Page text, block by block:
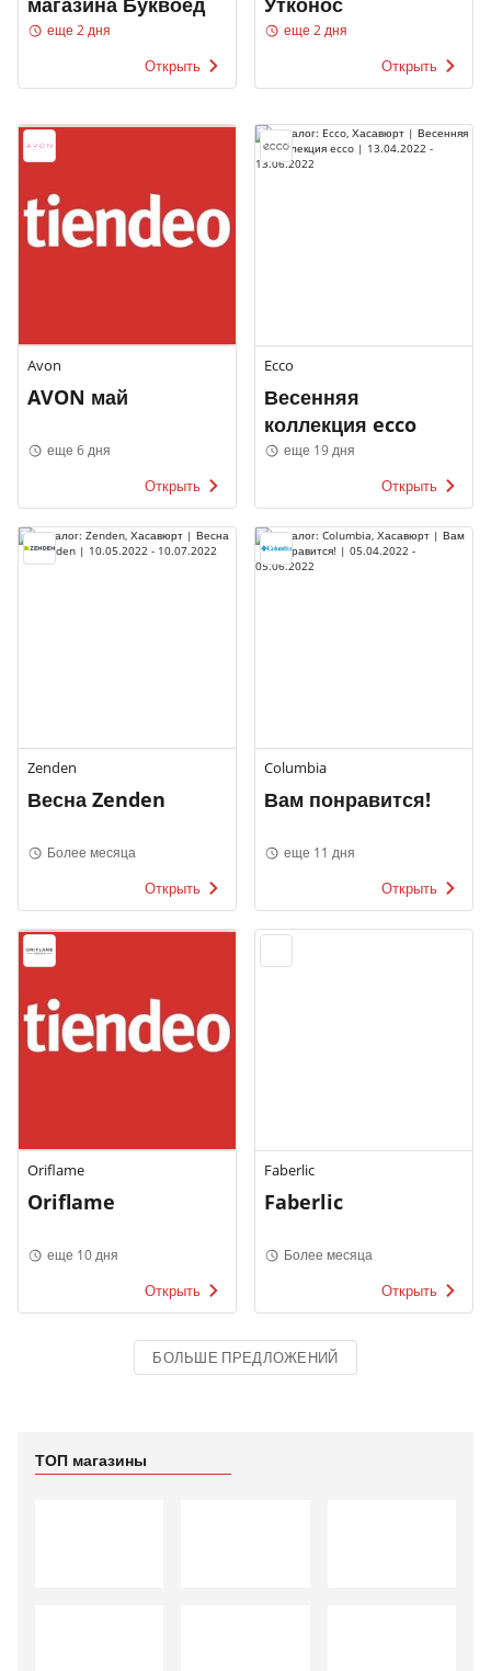
еще 2 дня
Открыть
еще 2 дня
Открыть
Avon
AVON май
еще 6 дня
Открыть
Ecco
Весенняя
коллекция ecco
еще 19 дня
Открыть
Zenden
Весна Zenden
Более месяца
Открыть
Columbia
Вам понравится!
еще 11 дня
Открыть
Oriflame
Oriflame
еще 10 дня
Открыть
Faberlic
Faberlic
Более месяца
Открыть
БОЛЬШЕ ПРЕДЛОЖЕНИЙ
ТОП магазины